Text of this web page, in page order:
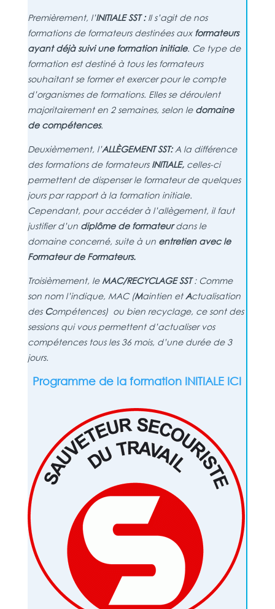
Premièrement, l’INITIALE SST :Il s’agit de nos
formations de formateurs destinées aux formateurs
ayant déjà suivi une formation initiale. Ce type de
formation est destiné à tous les formateurs
souhaitant se former et exercer pour le compte
d’organismes de formations. Elles se déroulent
majoritairement en 2 semaines, selon le domaine
de compétences.
Deuxièmement, l’ALLÈGEMENT SST:A la différence
des formations de formateursINITIALE, celles-ci
permettent de dispenser le formateur de quelques
jours par rapport à la formation initiale.
Cependant, pour accéder à l’allègement, il faut
justifier d’un diplôme de formateurdans le
domaine concerné, suite à un entretien avec le
Formateur de Formateurs.
Troisièmement, le MAC/RECYCLAGE SST: Comme
son nom l’indique, MAC (Maintien etActualisation
des Compétences) ou bien recyclage, ce sont des
sessions qui vous permettent d’actualiser vos
compétences tous les 36 mois, d’une durée de 3
jours.
Programme de la formation INITIALE ICI